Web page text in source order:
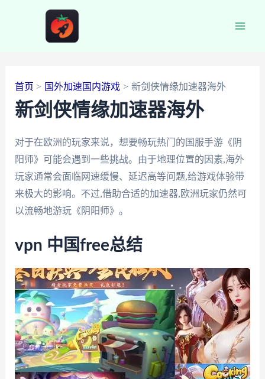
首页 国外加速国内游戏 新剑侠情缘加速器海外
新剑侠情缘加速器海外
对于在欧洲的玩家来说，想要畅玩热门的国服手游《阴
阳师》可能会遇到一些挑战。由于地理位置的因素,海外
玩家通常会面临网速缓慢、延迟高等问题,给游戏体验带
来极大的影响。不过,借助合适的加速器,欧洲玩家仍然可
以流畅地游玩《阴阳师》。
vpn 中国free总结